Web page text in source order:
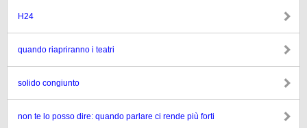
H24
quando riapriranno i teatri
solido congiunto
non te lo posso dire: quando parlare ci rende più forti